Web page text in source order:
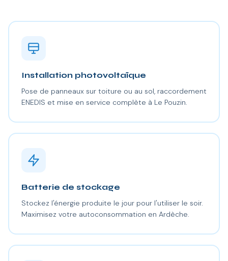
Installation photovoltaïque
Pose de panneaux sur toiture ou au sol, raccordement
ENEDIS et mise en service complète à Le Pouzin.
Batterie de stockage
Stockez l'énergie produite le jour pour l'utiliser le soir.
Maximisez votre autoconsommation en Ardèche.